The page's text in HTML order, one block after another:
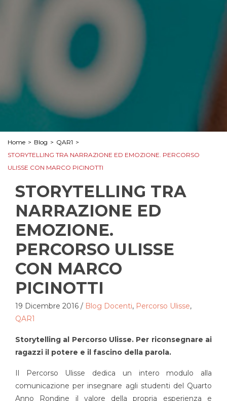
Home > Blog > QAR1 >
STORYTELLING TRA NARRAZIONE ED EMOZIONE. PERCORSO
ULISSE CON MARCO PICINOTTI
STORYTELLING TRA
NARRAZIONE ED
EMOZIONE.
PERCORSO ULISSE
CON MARCO
PICINOTTI
19 Dicembre 2016 / Blog Docenti, Percorso Ulisse,
QAR1
Storytelling al Percorso Ulisse. Per riconsegnare ai
ragazzi il potere e il fascino della parola.
Il Percorso Ulisse dedica un intero modulo alla
comunicazione per insegnare agli studenti del Quarto
Anno Rondine il valore della propria esperienza e